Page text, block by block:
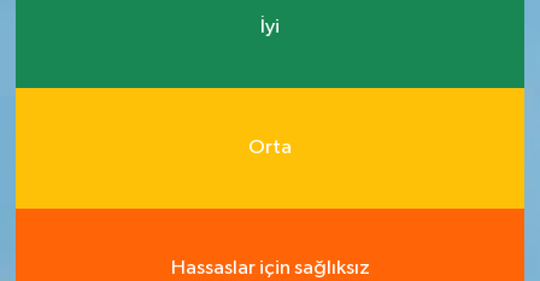
İyi
Orta
Hassaslar için sağlıksız